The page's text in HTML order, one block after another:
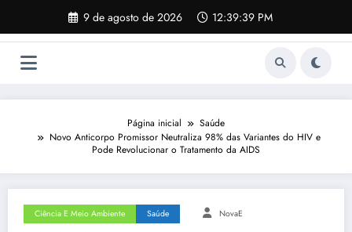
o
9 de agosto de 2026 12:39:40 PM
Página inicial
Saúde
Novo Anticorpo Promissor Neutraliza 98% das Variantes do HIV e
Pode Revolucionar o Tratamento da AIDS
Ciência E Meio Ambiente Saúde NovaE